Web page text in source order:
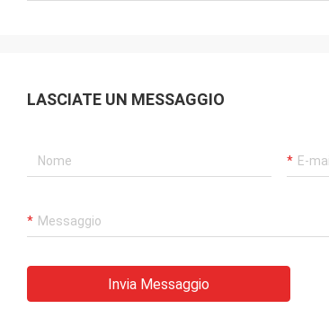
LASCIATE UN MESSAGGIO
Invia Messaggio